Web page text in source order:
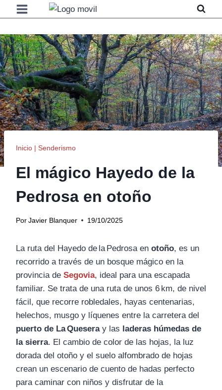
Saltar
al
contenido
Inicio | Senderismo
El mágico Hayedo de la
Pedrosa en otoño
Por Javier Blanquer 19/10/2025
La ruta del Hayedo de la Pedrosa en otoño, es un
recorrido a través de un bosque mágico en la
provincia de Segovia, ideal para una escapada
familiar. Se trata de una ruta de unos 6 km, de nivel
fácil, que recorre robledales, hayas centenarias,
helechos, musgo y líquenes entre la carretera del
puerto de La Queseray las laderas húmedas de
la sierra. El cambio de color de las hojas, la luz
dorada del otoño y el suelo alfombrado de hojas
crean un escenario de cuento de hadas perfecto
para caminar con niños y disfrutar de la